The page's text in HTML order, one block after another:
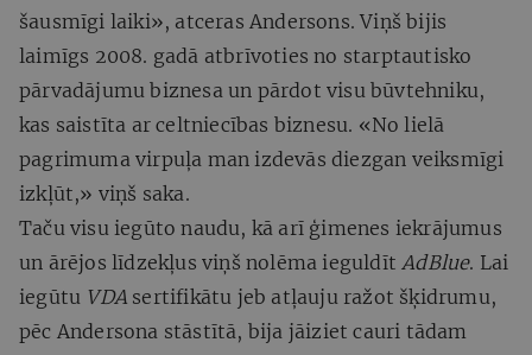
šausmīgi laiki», atceras Andersons. Viņš bijis
laimīgs 2008. gadā atbrīvoties no starptautisko
pārvadājumu biznesa un pārdot visu būvtehniku,
kas saistīta ar celtniecības biznesu. «No lielā
pagrimuma virpuļa man izdevās diezgan veiksmīgi
izkļūt,» viņš saka.
Taču visu iegūto naudu, kā arī ģimenes iekrājumus
un ārējos līdzekļus viņš nolēma ieguldīt AdBlue. Lai
iegūtu VDA sertifikātu jeb atļauju ražot šķidrumu,
pēc Andersona stāstītā, bija jāiziet cauri tādam